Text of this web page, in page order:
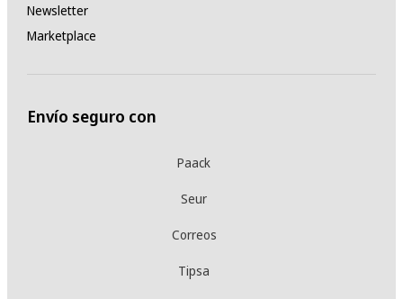
Newsletter
Marketplace
Envío seguro con
Paack
Seur
Correos
Tipsa